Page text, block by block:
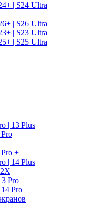
| S24 Ultra
| S26 Ultra
| S23 Ultra
| S25 Ultra
| 13 Plus
+
| 14 Plus
Pro
Pro